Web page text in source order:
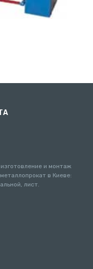
и монтаж
в Киеве:
лист.